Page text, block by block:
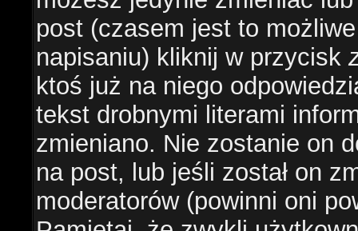
post (czasem jest to
napisaniu) kliknij w przycisk
ktoś już na niego
tekst drobnymi literami
zmieniano. Nie zostanie on
na post, lub jeśli został on
moderatorów (powinni oni